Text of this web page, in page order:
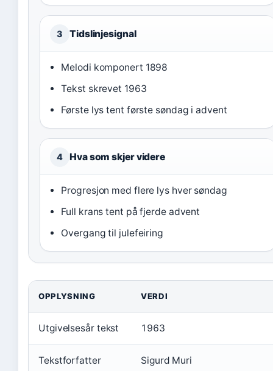
3 Tidslinjesignal
Melodi komponert 1898
Tekst skrevet 1963
Første lys tent første søndag i advent
4 Hva som skjer videre
Progresjon med flere lys hver søndag
Full krans tent på fjerde advent
Overgang til julefeiring
OPPLYSNING VERDI
Utgivelsesår tekst 1963
Tekstforfatter Sigurd Muri